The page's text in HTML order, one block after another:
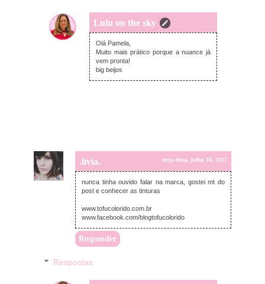
Lulu on the sky
terça-feira, julho 18, 2017
Olá Pamela,
Muito mais prático porque a nuance já
vem pronta!
big beijos
.lívia. terça-feira, julho 18, 2017
nunca tinha ouvido falar na marca, gostei mt do
post e conhecer as tinturas
www.tofucolorido.com.br
www.facebook.com/blogtofucolorido
Responder
Respostas